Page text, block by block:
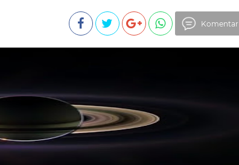
Komentar